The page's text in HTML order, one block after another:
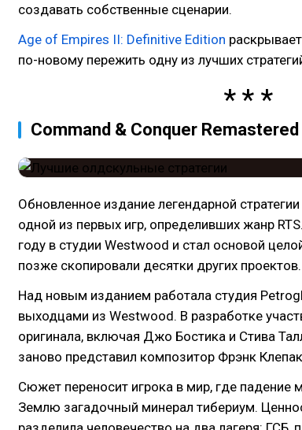
создавать собственные сценарии.
Age of Empires II: Definitive Edition
по-новому пережить одну из лучших
Command & Conquer
Обновленное издание легендарной
одной из первых игр, определивших жанр
году в студии Westwood и стал основой
позже скопировали десятки других проектов.
Над новым изданием работала студия
выходцами из Westwood. В разработке
оригинала, включая Джо Бостика и Стива
заново представил композитор Фрэнк
Сюжет переносит игрока в мир, где падение
Землю загадочный минерал тибериум.